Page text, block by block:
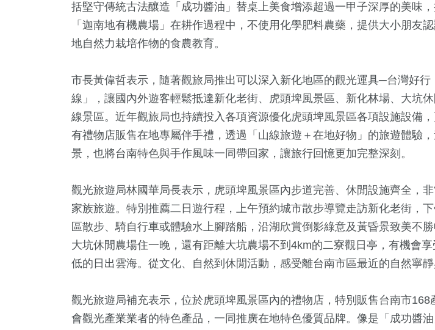
括堅守傳統古法釀造「成功醬油」替桌上美食增添超過一甲子深厚的美味
「迦南地有機農場」在耕作過程中，不使用化學肥料農藥，提供大小朋友
地自然力栽培作物的食農教育。
市長黃偉哲表示，隨著觀旅局推出可以深入新化地區的觀光運具─台灣好行
線」，讓國內外遊客輕鬆抵達新化老街、虎頭埤風景區、新化林場、大坑
線景區。近年觀旅局也持續投入各項資源優化虎頭埤風景區各項設施設備
有禮物店販售在地專屬伴手禮，透過「山線旅遊＋在地好物」的旅遊體驗
景，也將台南特色與手作風味一同帶回家，讓旅行回憶更加完整深刻。
觀光旅遊局林國華局長表示，虎頭埤風景區內步道完善、休閒設施齊全，
家族旅遊。特別推薦二日遊行程，上午預約城市散步導覽走訪新化老街，
區散步、騎自行車或體驗水上腳踏船，沿湖欣賞倒影綠意及黃昏景致美不
大坑休閒農場住一晚，還有距離大坑農場不到4km的二寮觀日亭，有機會
低的日出雲海。從文化、自然到休閒活動，感受離台南市區最近的自然寧靜
觀光旅遊局補充表示，位於虎頭埤風景區內的禮物店，特別販售台南市168
會觀光產業業者的特色產品，一同推廣在地特色優質品牌。像是「成功醬
37+
農業
82+
旅遊
33+
宗教